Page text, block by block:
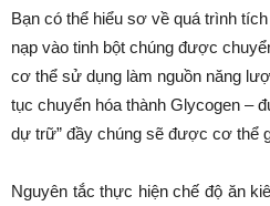
Bạn có thể hiểu sơ về quá trình
nạp vào tinh bột chúng được
cơ thể sử dụng làm nguồn năng
tục chuyển hóa thành Glycogen –
dự trữ” đầy chúng sẽ được cơ thể
Nguyên tắc thực hiện chế độ ăn